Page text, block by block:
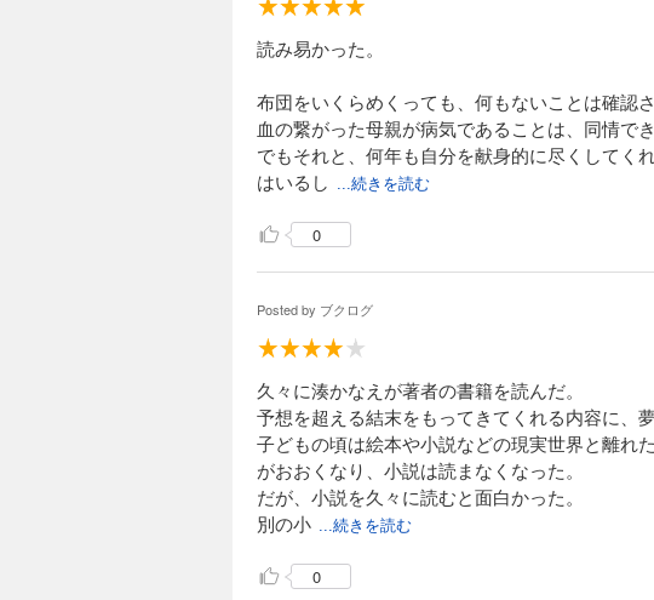
読み易かった。
布団をいくらめくっても、何もないことは確認
血の繋がった母親が病気であることは、同情でき
でもそれと、何年も自分を献身的に尽くしてく
はいるし ...続きを読む
0
Posted by ブクログ
久々に湊かなえが著者の書籍を読んだ。
予想を超える結末をもってきてくれる内容に、夢
子どもの頃は絵本や小説などの現実世界と離れ
がおおくなり、小説は読まなくなった。
だが、小説を久々に読むと面白かった。
別の小 ...続きを読む
0